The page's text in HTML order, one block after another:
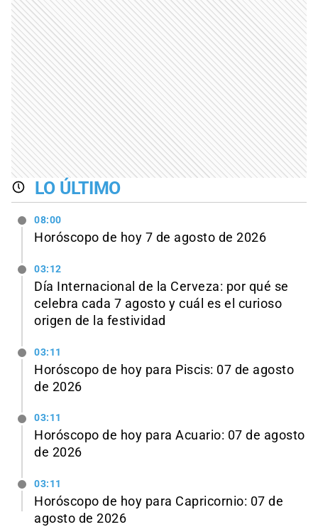
LO ÚLTIMO
08:00
Horóscopo de hoy 7 de agosto de 2026
03:12
Día Internacional de la Cerveza: por qué se
celebra cada 7 agosto y cuál es el curioso
origen de la festividad
03:11
Horóscopo de hoy para Piscis: 07 de agosto
de 2026
03:11
Horóscopo de hoy para Acuario: 07 de agosto
de 2026
03:11
Horóscopo de hoy para Capricornio: 07 de
agosto de 2026